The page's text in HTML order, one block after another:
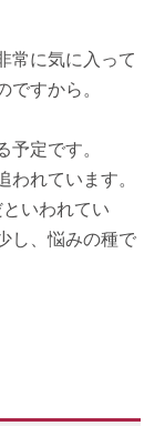
常に気に入って
ですから。
予定です。
われています。
といわれてい
し、悩みの種で